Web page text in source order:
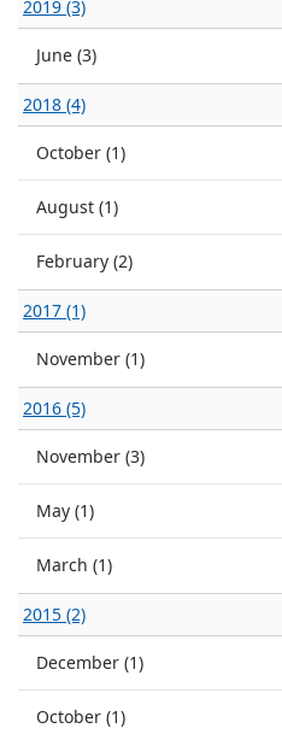
2019 (3)
June (3)
2018 (4)
October (1)
August (1)
February (2)
2017 (1)
November (1)
2016 (5)
November (3)
May (1)
March (1)
2015 (2)
December (1)
October (1)